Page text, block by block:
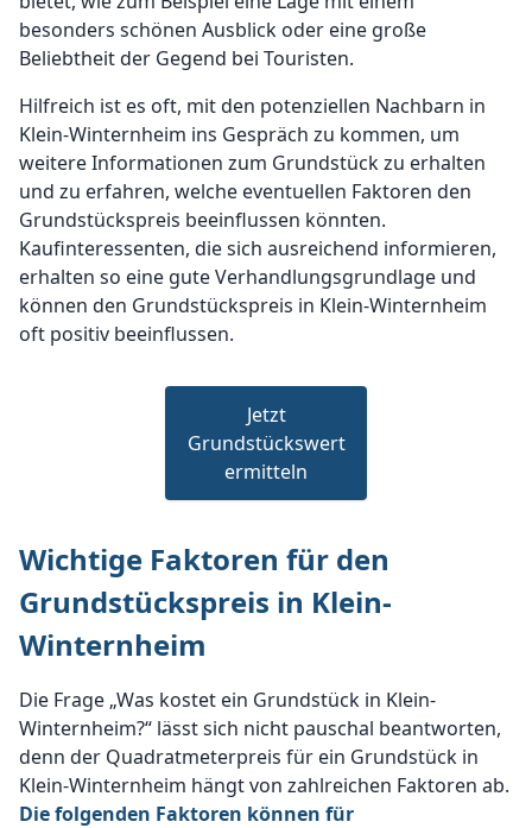
besonders schönen Ausblick oder eine große
Beliebtheit der Gegend bei Touristen.
Hilfreich ist es oft, mit den potenziellen Nachbarn in
Klein-Winternheim ins Gespräch zu kommen, um
weitere Informationen zum Grundstück zu erhalten
und zu erfahren, welche eventuellen Faktoren den
Grundstückspreis beeinflussen könnten.
Kaufinteressenten, die sich ausreichend informieren,
erhalten so eine gute Verhandlungsgrundlage und
können den Grundstückspreis in Klein-Winternheim
oft positiv beeinflussen.
Jetzt
Grundstückswert
ermitteln
Wichtige Faktoren für den
Grundstückspreis in Klein-
Winternheim
Die Frage „Was kostet ein Grundstück in Klein-
Winternheim?“ lässt sich nicht pauschal beantworten,
denn der Quadratmeterpreis für ein Grundstück in
Klein-Winternheim hängt von zahlreichen Faktoren ab.
Die folgenden Faktoren können für